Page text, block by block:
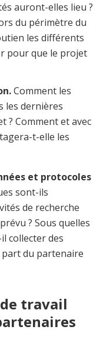
auront-elles lieu ?
du périmètre du
les différents
pour que le projet
Comment les
les dernières
? Comment et avec
t-elle les
et protocoles
sont-ils
de recherche
? Sous quelles
collecter des
part du partenaire
travail